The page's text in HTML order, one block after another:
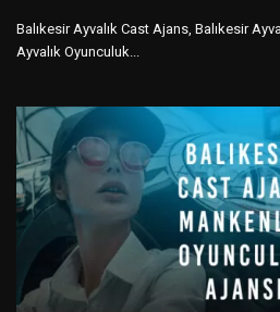
Balıkesir Ayvalık Cast Ajans, Balıkesir
Ayvalık Oyunculuk...